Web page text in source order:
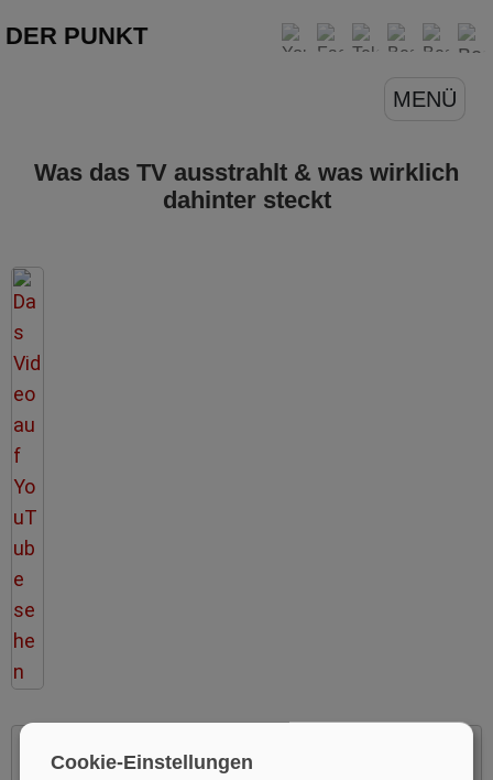
DER PUNKT
MENÜ
Was das TV ausstrahlt & was wirklich
dahinter steckt
Cookie-Einstellungen